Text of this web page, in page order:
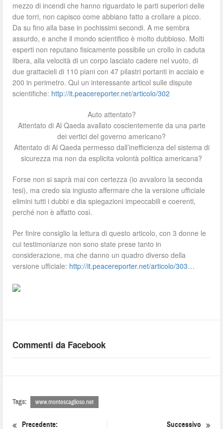
mezzo di incendi che hanno riguardato le parti superiori delle
due torri, non capisco come abbiano fatto a crollare a picco.
Da su fino alla base in pochissimi secondi. A me sembra
assurdo, e anche il mondo scientifico è molto dubbioso. Molti
esperti non reputano fisicamente possibile un crollo in caduta
libera, alla velocità di un corpo lasciato cadere nel vuoto, di
due grattacieli di 110 piani con 47 pilastri portanti in acciaio e
200 in perimetro. Qui un interessante articol sulle dispute
scientifiche: http://it.peacereporter.net/articolo/302
Auto attentato?
Attentato di Al Qaeda avallato coscientemente da una parte
dei vertici del governo americano?
Attentato di Al Qaeda permesso dall’inefficienza del sistema di
sicurezza ma non da esplicita volontà politica americana?
Forse non si saprà mai con certezza (io avvaloro la seconda
tesi), ma credo sia ingiusto affermare che la versione ufficiale
elimini tutti i dubbi e dia spiegazioni impeccabili e coerenti,
perché non è affatto così.
Per finire consiglio la lettura di questo articolo, con 3 donne le
cui testimonianze non sono state prese tanto in
considerazione, ma che danno un quadro diverso della
versione ufficiale: http://it.peacereporter.net/articolo/303…
Commenti da Facebook
Tags: www.montescaglioso.net
Precedente: Successivo